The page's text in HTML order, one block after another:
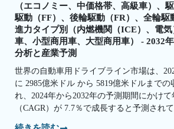
（エコノミー、中価格帯、高級車）、
駆動（FF）、後輪駆動（FR）、全輪駆
進力タイプ別（内燃機関（ICE）、電
車、小型商用車、大型商用車） - 2032
分析と産業予測
世界の自動車用ドライブライン市場は、
に 2985億米ドル から 5819億米ドルまでの
れ、2024年から2032年の予測期間にかけ
（CAGR）が 7.7％で成長すると予測されて